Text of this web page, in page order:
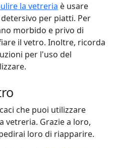
la vetreria è usare
per piatti. Per
morbido e privo di
il vetro. Inoltre, ricorda
per l'uso del
che puoi utilizzare
vetreria. Grazie a loro,
loro di riapparire.